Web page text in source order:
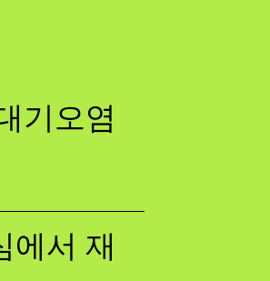
기오염
에서 재